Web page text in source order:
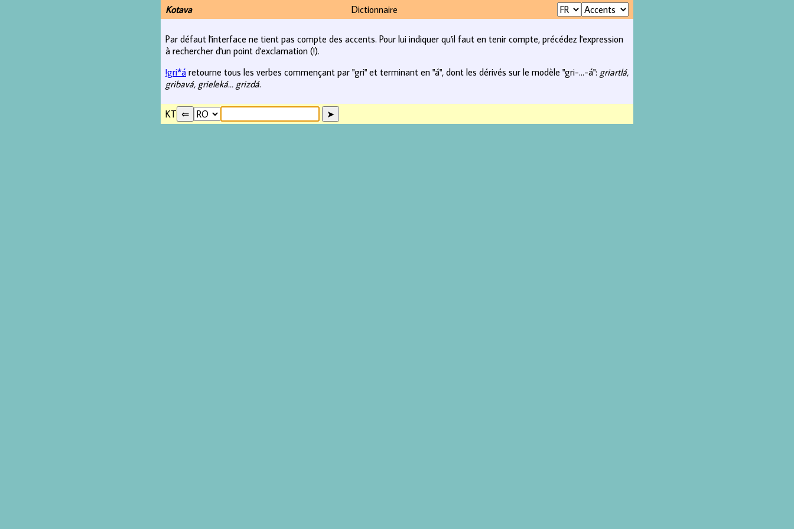
Kotava Dictionnaire
Par défaut l'interface ne tient pas compte des accents. Pour lui indiquer qu'il faut en tenir compte, précédez l'expression
à rechercher d'un point d'exclamation (!).
!gri*á retourne tous les verbes commençant par "gri" et terminant en "á", dont les dérivés sur le modèle "gri-...-á": griartlá,
gribavá, grieleká... grizdá.
KT